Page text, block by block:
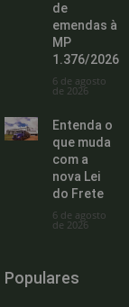
de
emendas à
MP
1.376/2026
6 de agosto
de 2026
Entenda o
que muda
com a
nova Lei
do Frete
6 de agosto
de 2026
Populares